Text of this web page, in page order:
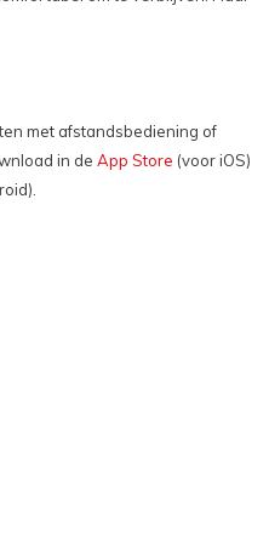
met afstandsbediening of
in de App Store (voor iOS)